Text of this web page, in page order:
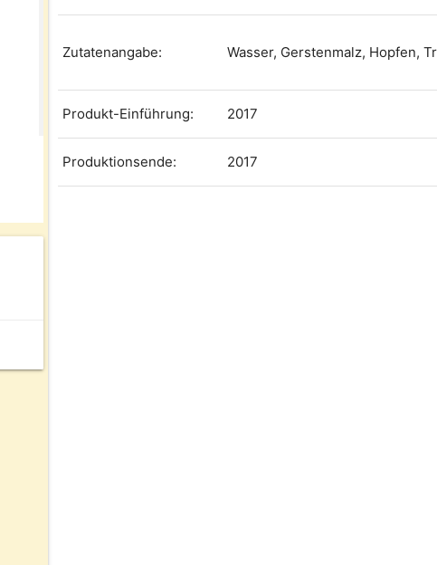
Zutatenangabe: Wasser, Gerstenmalz, Hopfen,
Produkt-Einführung: 2017
Produktionsende: 2017